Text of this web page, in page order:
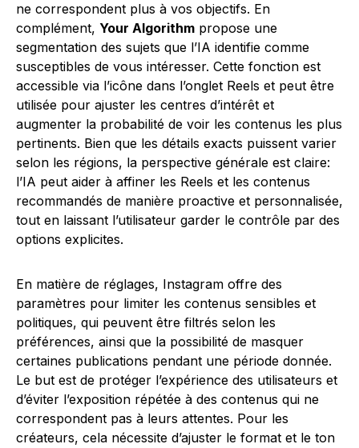
ne correspondent plus à vos objectifs. En
complément, Your Algorithm propose une
segmentation des sujets que l’IA identifie comme
susceptibles de vous intéresser. Cette fonction est
accessible via l’icône dans l’onglet Reels et peut être
utilisée pour ajuster les centres d’intérêt et
augmenter la probabilité de voir les contenus les plus
pertinents. Bien que les détails exacts puissent varier
selon les régions, la perspective générale est claire:
l’IA peut aider à affiner les Reels et les contenus
recommandés de manière proactive et personnalisée,
tout en laissant l’utilisateur garder le contrôle par des
options explicites.
En matière de réglages, Instagram offre des
paramètres pour limiter les contenus sensibles et
politiques, qui peuvent être filtrés selon les
préférences, ainsi que la possibilité de masquer
certaines publications pendant une période donnée.
Le but est de protéger l’expérience des utilisateurs et
d’éviter l’exposition répétée à des contenus qui ne
correspondent pas à leurs attentes. Pour les
créateurs, cela nécessite d’ajuster le format et le ton